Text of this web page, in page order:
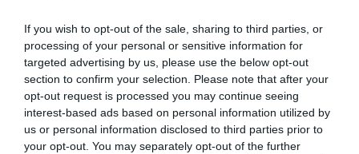
If you wish to opt-out of the sale, sharing to third parties, or
processing of your personal or sensitive information for
targeted advertising by us, please use the below opt-out
section to confirm your selection. Please note that after your
opt-out request is processed you may continue seeing
interest-based ads based on personal information utilized by
us or personal information disclosed to third parties prior to
your opt-out. You may separately opt-out of the further
Már az átlagkereset felét sem éri el az átlagos
nyugdíj összege
Kijöttek a havi és az éves kereseti adatok